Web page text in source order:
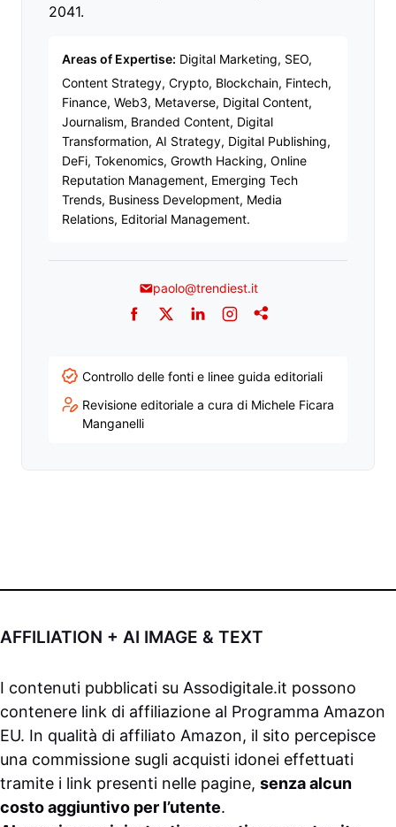
2041.
Areas of Expertise: Digital Marketing, SEO,
Content Strategy, Crypto, Blockchain, Fintech,
Finance, Web3, Metaverse, Digital Content,
Journalism, Branded Content, Digital
Transformation, AI Strategy, Digital Publishing,
DeFi, Tokenomics, Growth Hacking, Online
Reputation Management, Emerging Tech
Trends, Business Development, Media
Relations, Editorial Management.
paolo@trendiest.it
Facebook
TwitterLinkedInInstagram
Addthis
Controllo delle fonti e linee guida editoriali
Revisione editoriale a cura di Michele Ficara
Manganelli
AFFILIATION + AI IMAGE & TEXT
I contenuti pubblicati su Assodigitale.it possono
contenere link di affiliazione al Programma Amazon
EU. In qualità di affiliato Amazon, il sito percepisce
una commissione sugli acquisti idonei effettuati
tramite i link presenti nelle pagine, senza alcun
costo aggiuntivo per l’utente.